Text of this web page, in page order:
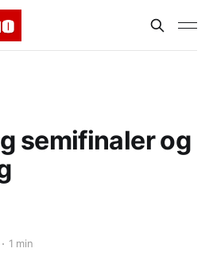
semifinaler og
1 min